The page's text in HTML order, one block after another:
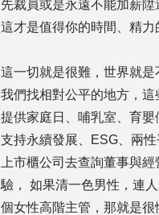
先裁員或是永遠不能加薪陞
這才是值得你的時間、精力
這一切就是很難，世界就是
我們找相對公平的地方，這
提供家庭日、哺乳室、育嬰
支持永續發展、ESG、兩
上市櫃公司去查詢董事與
驗， 如果清一色男性，連
個女性高階主管，那就是